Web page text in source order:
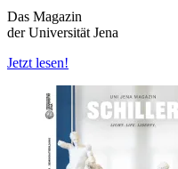
Das Magazin
der Universität Jena
Jetzt lesen!